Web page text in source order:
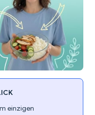
einzigen